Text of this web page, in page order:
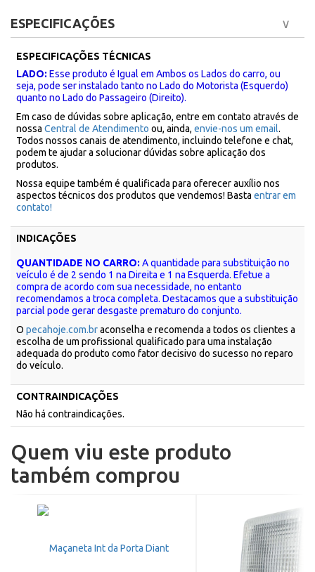
ESPECIFICAÇÕES
ESPECIFICAÇÕES TÉCNICAS
LADO: Esse produto é Igual em Ambos os Lados do carro, ou
seja, pode ser instalado tanto no Lado do Motorista (Esquerdo)
quanto no Lado do Passageiro (Direito).
Em caso de dúvidas sobre aplicação, entre em contato através de
nossa Central de Atendimento ou, ainda, envie-nos um email.
Todos nossos canais de atendimento, incluindo telefone e chat,
podem te ajudar a solucionar dúvidas sobre aplicação dos
produtos.
Nossa equipe também é qualificada para oferecer auxílio nos
aspectos técnicos dos produtos que vendemos! Basta entrar em
contato!
INDICAÇÕES
QUANTIDADE NO CARRO: A quantidade para substituição no
veículo é de 2 sendo 1 na Direita e 1 na Esquerda. Efetue a
compra de acordo com sua necessidade, no entanto
recomendamos a troca completa. Destacamos que a substituição
parcial pode gerar desgaste prematuro do conjunto.
O pecahoje.com.braconselha e recomenda a todos os clientes a
escolha de um profissional qualificado para uma instalação
adequada do produto como fator decisivo do sucesso no reparo
do veículo.
CONTRAINDICAÇÕES
Não há contraindicações.
Quem viu este produto
também comprou